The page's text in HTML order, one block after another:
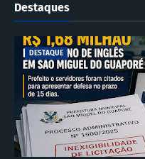
Destaques
DESTAQUE